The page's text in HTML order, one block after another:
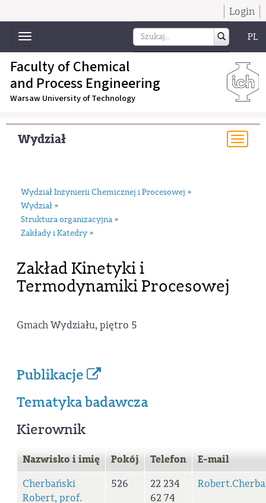
Login
Toggle
navigation
PL
Faculty of Chemical
and Process Engineering
Warsaw University of Technology
Wydział
Wydział Inżynierii Chemicznej i Procesowej »
Wydział »
Struktura organizacyjna »
Zakłady i Katedry »
Zakład Kinetyki i
Termodynamiki Procesowej
Gmach Wydziału, piętro 5
Publikacje
Tematyka badawcza
Kierownik
Nazwisko i imię Pokój Telefon
E-mail
Cherbański
Robert, prof.
526
22 234
62 74